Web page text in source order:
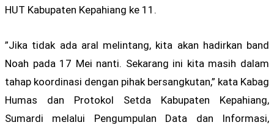
HUT Kabupaten Kepahiang ke 11.
”Jika tidak ada aral melintang, kita akan hadirkan band
Noah pada 17 Mei nanti. Sekarang ini kita masih dalam
tahap koordinasi dengan pihak bersangkutan,” kata Kabag
Humas dan Protokol Setda Kabupaten Kepahiang,
Sumardi melalui Pengumpulan Data dan Informasi,